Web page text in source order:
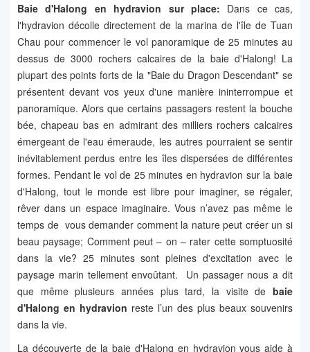
Baie d'Halong en hydravion sur place: Dans ce cas,
l'hydravion décolle directement de la marina de l'île de Tuan
Chau pour commencer le vol panoramique de 25 minutes au
dessus de 3000 rochers calcaires de la baie d'Halong! La
plupart des points forts de la "Baie du Dragon Descendant" se
présentent devant vos yeux d'une manière ininterrompue et
panoramique. Alors que certains passagers restent la bouche
bée, chapeau bas en admirant des milliers rochers calcaires
émergeant de l'eau émeraude, les autres pourraient se sentir
inévitablement perdus entre les îles dispersées de différentes
formes. Pendant le vol de 25 minutes en hydravion sur la baie
d'Halong, tout le monde est libre pour imaginer, se régaler,
rêver dans un espace imaginaire. Vous n’avez pas même le
temps de vous demander comment la nature peut créer un si
beau paysage; Comment peut – on – rater cette somptuosité
dans la vie? 25 minutes sont pleines d'excitation avec le
paysage marin tellement envoûtant. Un passager nous a dit
que même plusieurs années plus tard, la visite de baie
d'Halong en hydravion reste l’un des plus beaux souvenirs
dans la vie.
La découverte de la baie d'Halong en hydravion vous aide à